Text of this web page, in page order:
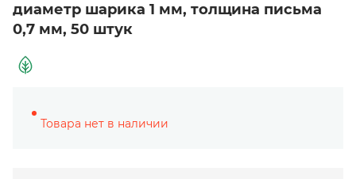
диаметр шарика 1 мм, толщина письма
0,7 мм, 50 штук
Товара нет в наличии